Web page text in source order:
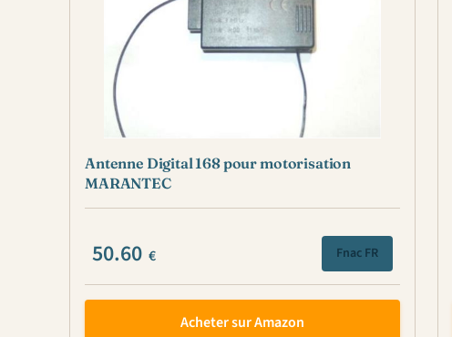
Antenne Digital 168 pour motorisation
MARANTEC
50.60 € Fnac FR
Acheter sur Amazon